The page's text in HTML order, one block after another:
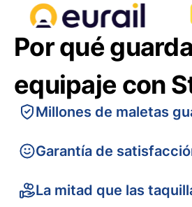
Por qué
equipaje con
Millones de maletas
Garantía de
La mitad que las